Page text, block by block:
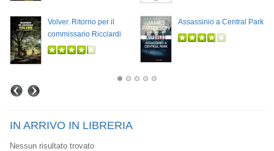
Volver. Ritorno per il
commissario Ricciardi
Assassinio a Central Park
IN ARRIVO IN LIBRERIA
Nessun risultato trovato